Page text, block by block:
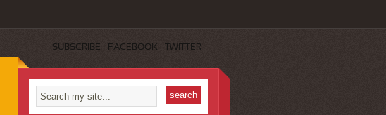
SUBSCRIBE FACEBOOK TWITTER